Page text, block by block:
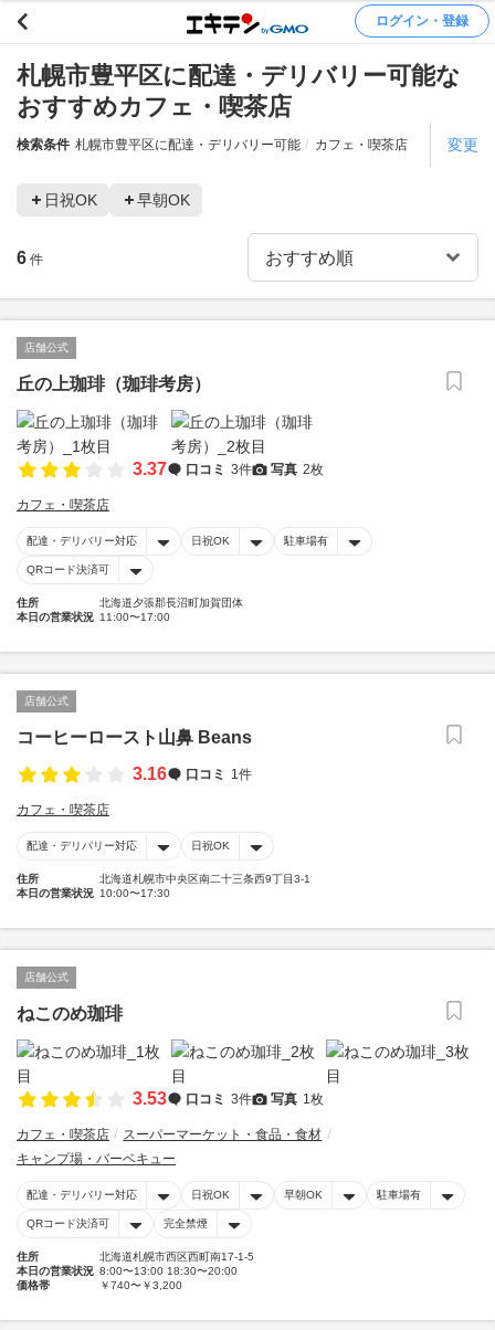
ログイン・登録
札幌市豊平区に配達・デリバリー可能な
おすすめカフェ・喫茶店
検索条件 札幌市豊平区に配達・デリバリー可能 カフェ・喫茶店 変更
日祝OK 早朝OK
6 件
店舗公式
丘の上珈琲（珈琲考房）
3.37 口コミ 3件 写真 2枚
カフェ・喫茶店
配達・デリバリー対応 日祝OK 駐車場有
QRコード決済可
住所
北海道夕張郡長沼町加賀団体
本日の営業状況 11:00〜17:00
店舗公式
コーヒーロースト山鼻 Beans
3.16
口コミ 1件
カフェ・喫茶店
配達・デリバリー対応 日祝OK
住所
北海道札幌市中央区南二十三条西9丁目3-1
本日の営業状況 10:00〜17:30
店舗公式
ねこのめ珈琲
3.53 口コミ 3件 写真 1枚
カフェ・喫茶店
スーパーマーケット・食品・食材
キャンプ場・バーベキュー
配達・デリバリー対応 日祝OK 早朝OK 駐車場有
QRコード決済可 完全禁煙
住所
北海道札幌市西区西町南17-1-5
本日の営業状況 8:00〜13:00 18:30〜20:00
価格帯
￥740〜￥3,200